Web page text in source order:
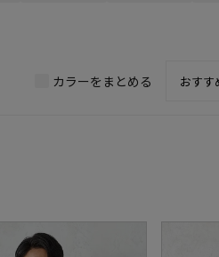
カラーをまとめる